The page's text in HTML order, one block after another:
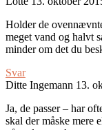
Holder de
meget vand og halvt
minder om det du
Svar
Ditte Ingemann 13.
Ja, de passer – har
skal der måske mere